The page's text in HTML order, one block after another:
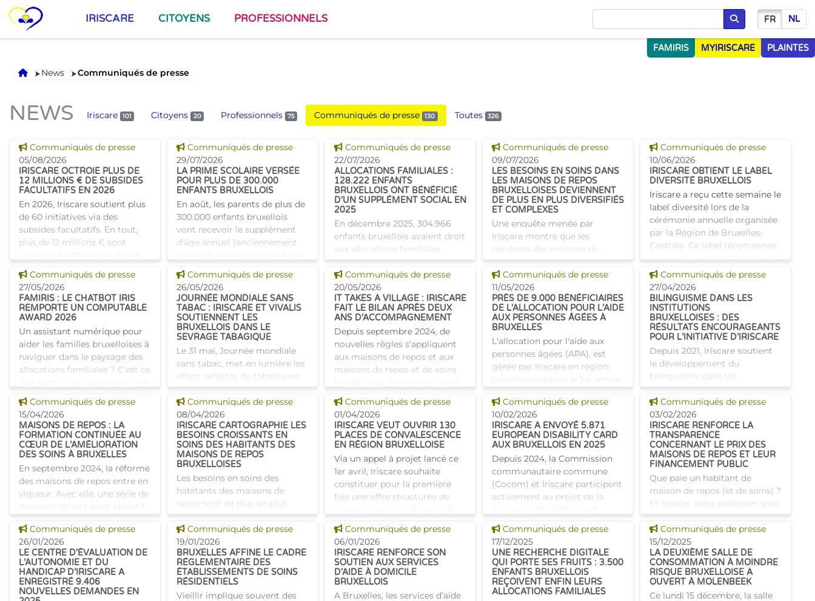
IRISCARE CITOYENS PROFESSIONNELS
Chercher
FR NL
FAMIRIS MYIRISCARE PLAINTES
Accueil
News Communiqués de presse
NEWS Iriscare 101 Citoyens 20 Professionnels 75 Communiqués de presse 130 Toutes 326
Voir cette news
Communiqués de presse
05/08/2026
IRISCARE OCTROIE PLUS DE
12 MILLIONS € DE SUBSIDES
FACULTATIFS EN 2026
En 2026, Iriscare soutient plus
de 60 initiatives via des
subsides facultatifs. En tout,
plus de 12 millions € sont
bruxellois afin de soutenir leur
travail au serv
Voir cette news
Communiqués de presse
29/07/2026
LA PRIME SCOLAIRE VERSÉE
POUR PLUS DE 300.000
ENFANTS BRUXELLOIS
En août, les parents de plus de
300.000 enfants bruxellois
vont recevoir le supplément
d'âge annuel (anciennement
coup de pouce pour les aider à
bien commencer la
Voir cette news
Communiqués de presse
22/07/2026
ALLOCATIONS FAMILIALES :
128.222 ENFANTS
BRUXELLOIS ONT BÉNÉFICIÉ
D’UN SUPPLÉMENT SOCIAL EN
2025
En décembre 2025, 304.966
enfants bruxellois avaient droit
aux allocations familiales.
Parmi eux, 128.222
bénéficiaient également d’un
supplément social en plus du
montant de base de leurs all
Voir cette news
Communiqués de presse
09/07/2026
LES BESOINS EN SOINS DANS
LES MAISONS DE REPOS
BRUXELLOISES DEVIENNENT
DE PLUS EN PLUS DIVERSIFIÉS
ET COMPLEXES
Une enquête menée par
Iriscare montre que les
résidents des maisons de
repos bruxelloises présentent
de plus en plus souvent des
besoins en soins complexes et
combinés. Cette évolution
nécessi
Voir cette news
Communiqués de presse
10/06/2026
IRISCARE OBTIENT LE LABEL
DIVERSITÉ BRUXELLOIS
Iriscare a reçu cette semaine le
label diversité lors de la
cérémonie annuelle organisée
par la Région de Bruxelles-
Capitale. Ce label récompense
les employeurs qui s’engagent
activement en
Voir cette news
Communiqués de presse
27/05/2026
FAMIRIS : LE CHATBOT IRIS
REMPORTE UN COMPUTABLE
AWARD 2026
Un assistant numérique pour
aider les familles bruxelloises à
naviguer dans le paysage des
allocations familiales ? C’est ce
d’allocations familiales
bruxelloise
Voir cette news
Communiqués de presse
26/05/2026
JOURNÉE MONDIALE SANS
TABAC : IRISCARE ET VIVALIS
SOUTIENNENT LES
BRUXELLOIS DANS LE
SEVRAGE TABAGIQUE
Le 31 mai, Journée mondiale
sans tabac, met en lumière les
effets néfastes du tabagisme,
l’une des premières causes
évitables de maladies graves.
Si l’envie d’arrêter est souvent
présent
Voir cette news
Communiqués de presse
20/05/2026
IT TAKES A VILLAGE : IRISCARE
FAIT LE BILAN APRÈS DEUX
ANS D’ACCOMPAGNEMENT
Depuis septembre 2024, de
nouvelles règles s’appliquent
aux maisons de repos et aux
maisons de repos et de soins
à faire évoluer davantage ces
établissements ve
Voir cette news
Communiqués de presse
11/05/2026
PRÈS DE 9.000 BÉNÉFICIAIRES
DE L’ALLOCATION POUR L’AIDE
AUX PERSONNES ÂGÉES À
BRUXELLES
L'allocation pour l'aide aux
personnes âgées (APA), est
gérée par Iriscare en région
bruxelloise depuis le 1er janvier
n'ont cessé d'être en hausse.
L'APA est pass
Voir cette news
Communiqués de presse
27/04/2026
BILINGUISME DANS LES
INSTITUTIONS
BRUXELLOISES : DES
RÉSULTATS ENCOURAGEANTS
POUR L’INITIATIVE D’IRISCARE
Depuis 2021, Iriscare soutient
le développement du
bilinguisme dans les
institutions d'aide et de soins
en finançant des cours de
néerlandais pour les maisons
de repos bruxelloises. Fort de
cette
Voir cette news
Communiqués de presse
15/04/2026
MAISONS DE REPOS : LA
FORMATION CONTINUÉE AU
CŒUR DE L’AMÉLIORATION
DES SOINS À BRUXELLES
En septembre 2024, la réforme
des maisons de repos entre en
vigueur. Avec elle, une série de
mesures qui ont pour objectif
des résidents ainsi que la
qualité des s
Voir cette news
Communiqués de presse
08/04/2026
IRISCARE CARTOGRAPHIE LES
BESOINS CROISSANTS EN
SOINS DES HABITANTS DES
MAISONS DE REPOS
BRUXELLOISES
Les besoins en soins des
habitants des maisons de
repos sont de plus en plus
diversifiés et complexes. Pour
mieux comprendre cette
évolution et adapter la
politique en conséquence,
Iriscare a men�
Voir cette news
Communiqués de presse
01/04/2026
IRISCARE VEUT OUVRIR 130
PLACES DE CONVALESCENCE
EN RÉGION BRUXELLOISE
Via un appel à projet lancé ce
1er avril, Iriscare souhaite
constituer pour la première
fois une offre structurée de
Bruxelles-Capitale. L'objectif :
ouvrir 130 lits p
Voir cette news
Communiqués de presse
10/02/2026
IRISCARE A ENVOYÉ 5.871
EUROPEAN DISABILITY CARD
AUX BRUXELLOIS EN 2025
Depuis 2024, la Commission
communautaire commune
(Cocom) et Iriscare participent
activement au projet de la
(EDC). Cette initiative
européenne vise à promouvoir
l'inclusion
Voir cette news
Communiqués de presse
03/02/2026
IRISCARE RENFORCE LA
TRANSPARENCE
CONCERNANT LE PRIX DES
MAISONS DE REPOS ET LEUR
FINANCEMENT PUBLIC
Que paie un habitant de
maison de repos (et de soins) ?
Et quelles aides publiques sont
prévues en complément ?
Grâce à deux rapports en ligne
actualisés, Iriscare propose
désormais une
Voir cette news
Communiqués de presse
26/01/2026
LE CENTRE D’ÉVALUATION DE
L’AUTONOMIE ET DU
HANDICAP D’IRISCARE A
ENREGISTRÉ 9.406
NOUVELLES DEMANDES EN
Voir cette news
Communiqués de presse
19/01/2026
BRUXELLES AFFINE LE CADRE
RÉGLEMENTAIRE DES
ÉTABLISSEMENTS DE SOINS
RÉSIDENTIELS
Vieillir implique souvent des
Voir cette news
Communiqués de presse
06/01/2026
IRISCARE RENFORCE SON
SOUTIEN AUX SERVICES
D’AIDE À DOMICILE
BRUXELLOIS
A Bruxelles, les services d’aide
Voir cette news
Communiqués de presse
17/12/2025
UNE RECHERCHE DIGITALE
QUI PORTE SES FRUITS : 3.500
ENFANTS BRUXELLOIS
REÇOIVENT ENFIN LEURS
ALLOCATIONS FAMILIALES
Voir cette news
Communiqués de presse
15/12/2025
LA DEUXIÈME SALLE DE
CONSOMMATION À MOINDRE
RISQUE BRUXELLOISE A
OUVERT À MOLENBEEK
Ce lundi 15 décembre, la salle